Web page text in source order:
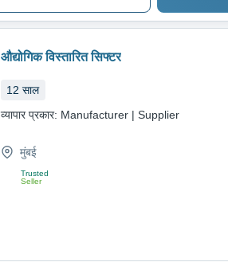
औद्योगिक विस्तारित सिफ्टर
12 साल
व्यापार प्रकार: Manufacturer | Supplier
मुंबई
Trusted
Seller